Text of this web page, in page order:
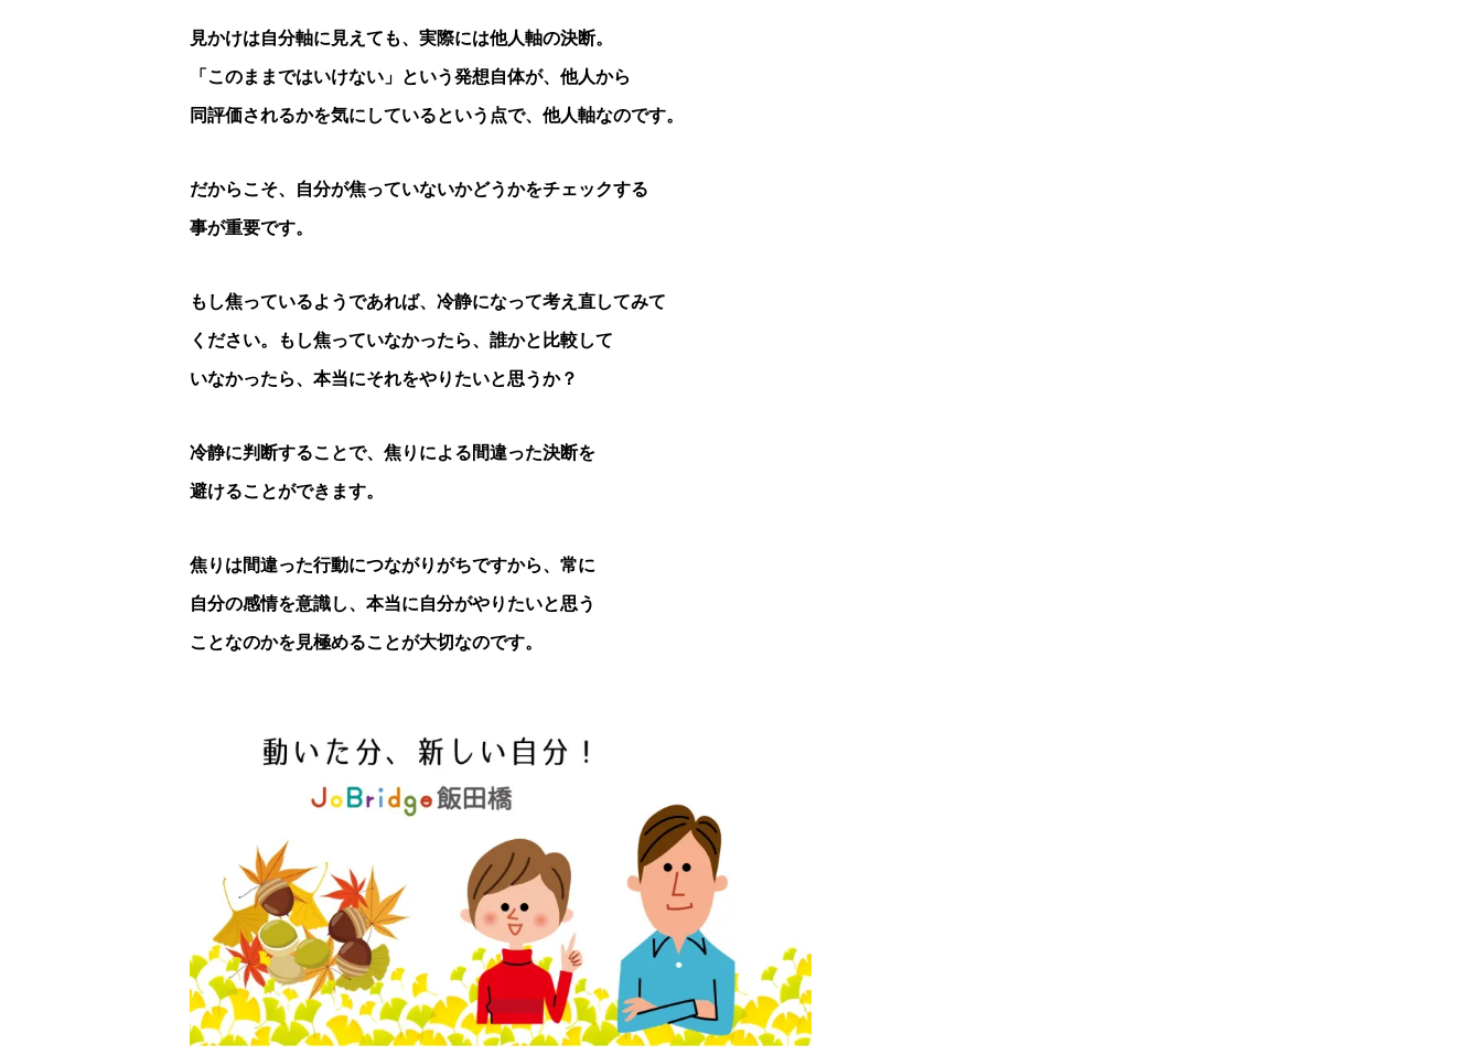
見かけは自分軸に見えても、実際には他人軸の決断。
「このままではいけない」という発想自体が、他人から
同評価されるかを気にしているという点で、他人軸なのです。
だからこそ、自分が焦っていないかどうかをチェックする
事が重要です。
もし焦っているようであれば、冷静になって考え直してみて
ください。もし焦っていなかったら、誰かと比較して
いなかったら、本当にそれをやりたいと思うか？
冷静に判断することで、焦りによる間違った決断を
避けることができます。
焦りは間違った行動につながりがちですから、常に
自分の感情を意識し、本当に自分がやりたいと思う
ことなのかを見極めることが大切なのです。